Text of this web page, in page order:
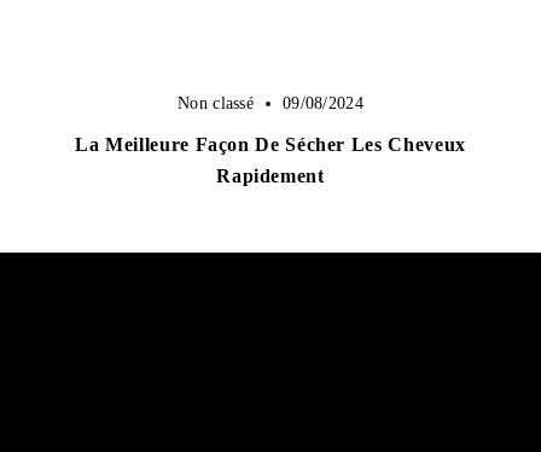
Non classé 09/08/2024
La Meilleure Façon De Sécher Les Cheveux
Rapidement